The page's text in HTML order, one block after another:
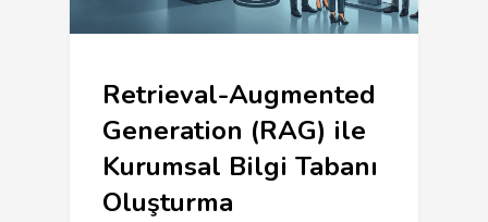
Retrieval-Augmented
Generation (RAG) ile
Kurumsal Bilgi Tabanı
Oluşturma